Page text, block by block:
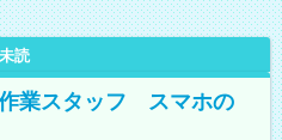
未読
作業スタッフ スマホの